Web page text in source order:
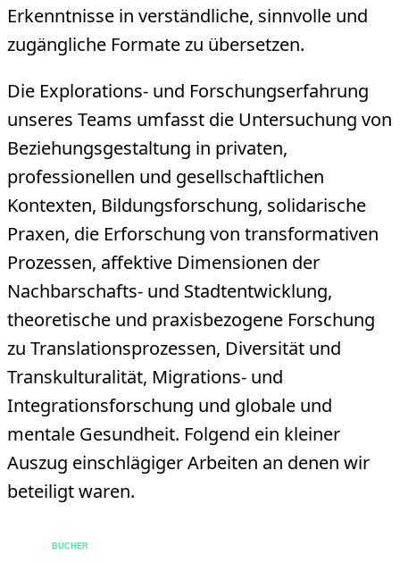
Erkenntnisse in verständliche, sinnvolle und
zugängliche Formate zu übersetzen.
Die Explorations- und Forschungserfahrung
unseres Teams umfasst die Untersuchung von
Beziehungsgestaltung in privaten,
professionellen und gesellschaftlichen
Kontexten, Bildungsforschung, solidarische
Praxen, die Erforschung von transformativen
Prozessen, affektive Dimensionen der
Nachbarschafts- und Stadtentwicklung,
theoretische und praxisbezogene Forschung
zu Translationsprozessen, Diversität und
Transkulturalität, Migrations- und
Integrationsforschung und globale und
mentale Gesundheit. Folgend ein kleiner
Auszug einschlägiger Arbeiten an denen wir
beteiligt waren.
BÜCHER